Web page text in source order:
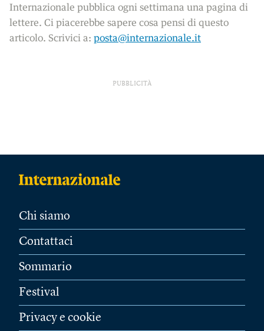
Internazionale pubblica ogni settimana una pagina di
lettere. Ci piacerebbe sapere cosa pensi di questo
articolo. Scrivici a: posta@internazionale.it
PUBBLICITÀ
Chi siamo
Contattaci
Sommario
Festival
Privacy e cookie